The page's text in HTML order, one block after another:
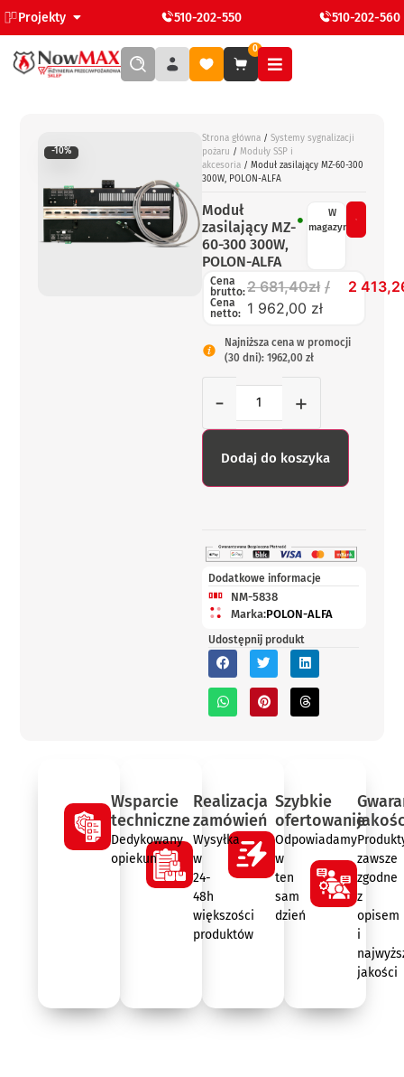
Projekty 510-202-550 510-202-560
0
-10%
Strona główna / Systemy sygnalizacji
pożaru / Moduły SSP i
akcesoria / Moduł zasilający MZ-60-300
300W, POLON-ALFA
Moduł
zasilający MZ-
60-300 300W,
POLON-ALFA
W
magazynie
Cena
brutto:2 681,40zł 2
Cena
netto: 1 962,00 zł
Najniższa cena w promocji
(30 dni): 1962,00 zł
- +
Dodaj do koszyka
Dodatkowe informacje
NM-5838
Marka:POLON-ALFA
Udostępnij produkt
Wsparcie
techniczne
Dedykowany
opiekun
Realizacja
zamówień
Wysyłka
w
24-
48h
większości
produktów
Szybkie
ofertowanie
Odpowiadamy
w
ten
sam
dzień
zawsze
zgodne
z
opisem
i
jakości